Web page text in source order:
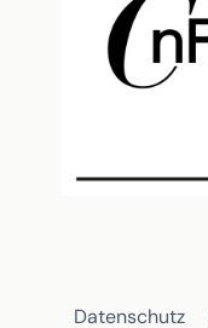
Datenschutz